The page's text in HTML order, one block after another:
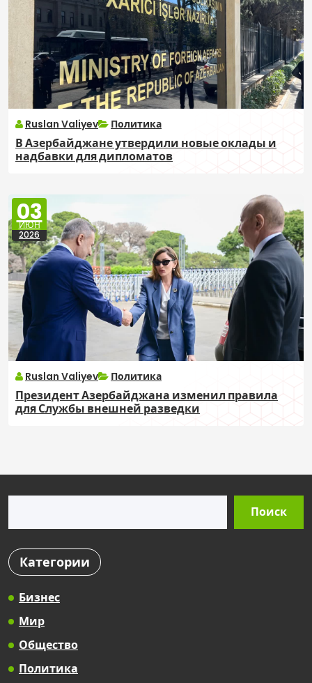
Ruslan Valiyev Политика
В Азербайджане утвердили новые оклады и
надбавки для дипломатов
03
ИЮН
2026
Ruslan Valiyev Политика
Президент Азербайджана изменил правила
для Службы внешней разведки
Поиск
Категории
Бизнес
Мир
Общество
Политика